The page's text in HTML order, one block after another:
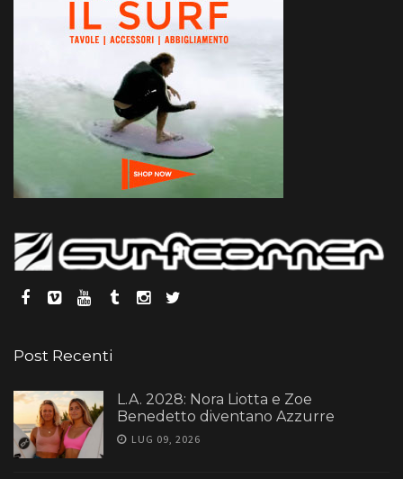
Post Recenti
L.A. 2028: Nora Liotta e Zoe
Benedetto diventano Azzurre
LUG 09, 2026